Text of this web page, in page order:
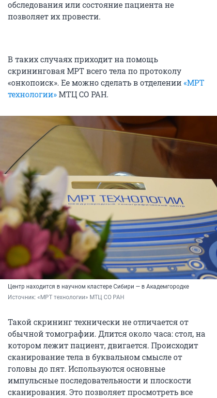
обследования или состояние пациента не
позволяет их провести.
В таких случаях приходит на помощь
скрининговая МРТ всего тела по протоколу
«онкопоиск». Ее можно сделать в отделении«МРТ
технологии»МТЦ СО РАН.
Центр находится в научном кластере Сибири — в Академгородке
Источник: «МРТ технологии» МТЦ СО РАН
Такой скрининг технически не отличается от
обычной томографии. Длится около часа: стол, на
котором лежит пациент, двигается. Происходит
сканирование тела в буквальном смысле от
головы до пят. Используются основные
импульсные последовательности и плоскости
сканирования. Это позволяет просмотреть все